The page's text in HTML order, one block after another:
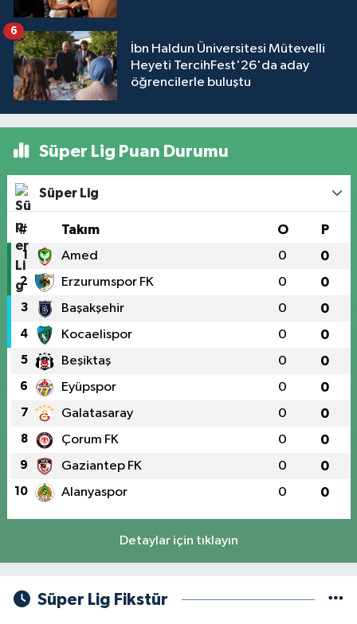
İbn Haldun Üniversitesi Mütevelli
Heyeti TercihFest'26'da aday
öğrencilerle buluştu
6
Süper Lig Puan Durumu
Süper Lig
# Takım O P
1 Amed 0 0
2 Erzurumspor FK 0 0
3 Başakşehir 0 0
4 Kocaelispor 0 0
5 Beşiktaş 0 0
6 Eyüpspor 0 0
7 Galatasaray 0 0
8 Çorum FK 0 0
9 Gaziantep FK 0 0
10 Alanyaspor 0 0
Detaylar için tıklayın
Süper Lig Fikstür